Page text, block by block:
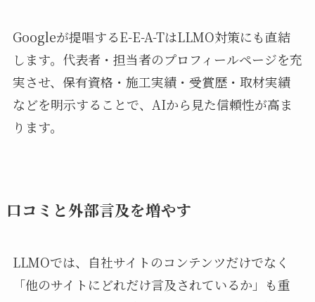
Googleが提唱するE-E-A-TはLLMO対策にも直結
します。代表者・担当者のプロフィールページを充
実させ、保有資格・施工実績・受賞歴・取材実績
などを明示することで、AIから見た信頼性が高ま
ります。
口コミと外部言及を増やす
LLMOでは、自社サイトのコンテンツだけでなく
「他のサイトにどれだけ言及されているか」も重